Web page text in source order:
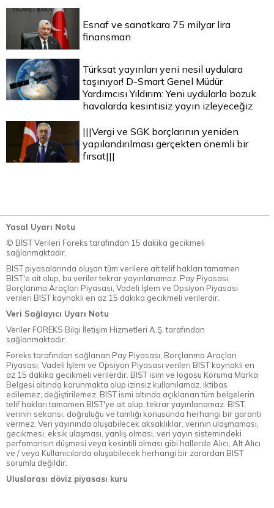
Esnaf ve sanatkara 75 milyar lira
finansman
Türksat yayınları yeni nesil uydulara
taşınıyor! D-Smart Genel Müdür
Yardımcısı Yıldırım: Yeni uydularla bozuk
havalarda kesintisiz yayın izleyeceğiz
|||Vergi ve SGK borçlarının yeniden
yapılandırılması gerçekten önemli bir
fırsat|||
Yasal Uyarı Notu
© BİST Verileri Foreks tarafından 15 dakika gecikmeli
sağlanmaktadır.
BIST piyasalarında oluşan tüm verilere ait telif hakları tamamen
BIST'e ait olup, bu veriler tekrar yayınlanamaz. Pay Piyasası,
Borçlanma Araçları Piyasası, Vadeli İşlem ve Opsiyon Piyasası
verileri BIST kaynaklı en az 15 dakika gecikmeli verilerdir.
Veri Sağlayıcı Uyarı Notu
Veriler FOREKS Bilgi İletişim Hizmetleri A.Ş. tarafından
sağlanmaktadır.
Foreks tarafından sağlanan Pay Piyasası, Borçlanma Araçları
Piyasası, Vadeli İşlem ve Opsiyon Piyasası verileri BIST kaynaklı en
az 15 dakika gecikmeli verilerdir. BIST isim ve logosu Koruma Marka
Belgesi altında korunmakta olup izinsiz kullanılamaz, iktibas
edilemez, değiştirilemez. BIST ismi altında açıklanan tüm belgelerin
telif hakları tamamen BIST'ye ait olup, tekrar yayınlanamaz. BIST,
verinin sekansı, doğruluğu ve tamlığı konusunda herhangi bir garanti
vermez. Veri yayınında oluşabilecek aksaklıklar, verinin ulaşmaması,
gecikmesi, eksik ulaşması, yanlış olması, veri yayın sistemindeki
perfomansın düşmesi veya kesintili olması gibi hallerde Alıcı, Alt Alıcı
ve / veya Kullanıcılarda oluşabilecek herhangi bir zarardan BIST
sorumlu değildir.
Uluslarası döviz piyasası kuru